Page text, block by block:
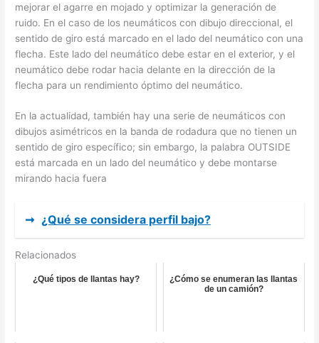
mejorar el agarre en mojado y optimizar la generación de
ruido. En el caso de los neumáticos con dibujo direccional, el
sentido de giro está marcado en el lado del neumático con una
flecha. Este lado del neumático debe estar en el exterior, y el
neumático debe rodar hacia delante en la dirección de la
flecha para un rendimiento óptimo del neumático.
En la actualidad, también hay una serie de neumáticos con
dibujos asimétricos en la banda de rodadura que no tienen un
sentido de giro específico; sin embargo, la palabra OUTSIDE
está marcada en un lado del neumático y debe montarse
mirando hacia fuera
➞ ¿Qué se considera perfil bajo?
Relacionados
¿Qué tipos de llantas hay?
¿Cómo se enumeran las llantas
de un camión?